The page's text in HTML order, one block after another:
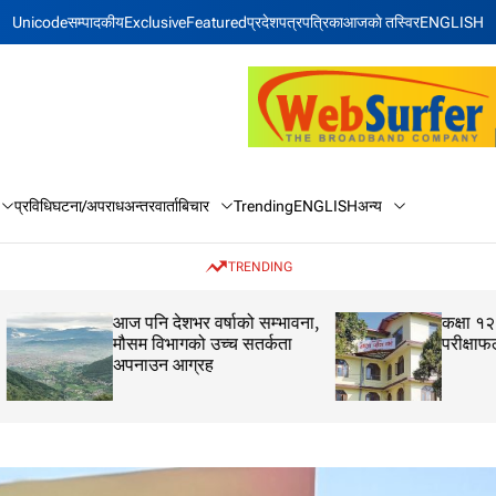
Unicodeसम्पादकीयExclusiveFeaturedप्रदेशपत्रपत्रिकाआजकाे तस्विरENGLISH
प्रविधिघटना/अपराधअन्तरवार्ताबिचार TrendingENGLISHअन्य
TRENDING
आज पनि देशभर वर्षाको सम्भावना,
मौसम विभागको उच्च सतर्कता
अपनाउन आग्रह
कक्षा १२ को मौका
परीक्षाफल प्रकाशित